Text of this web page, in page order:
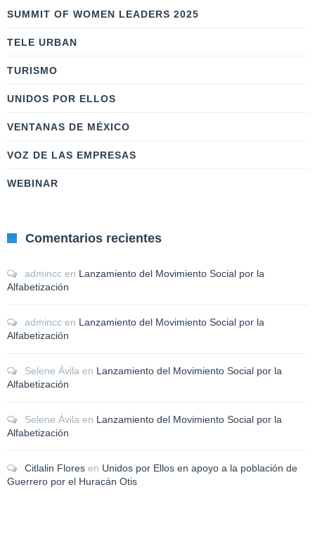
SUMMIT OF WOMEN LEADERS 2025
TELE URBAN
TURISMO
UNIDOS POR ELLOS
VENTANAS DE MÉXICO
VOZ DE LAS EMPRESAS
WEBINAR
Comentarios recientes
admincc en Lanzamiento del Movimiento Social por la
Alfabetización
admincc en Lanzamiento del Movimiento Social por la
Alfabetización
Selene Ávila en Lanzamiento del Movimiento Social por la
Alfabetización
Selene Ávila en Lanzamiento del Movimiento Social por la
Alfabetización
Citlalin Flores en Unidos por Ellos en apoyo a la población de
Guerrero por el Huracán Otis